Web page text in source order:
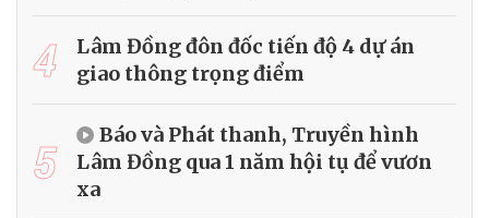
4
Lâm Đồng đôn đốc tiến độ 4 dự án
giao thông trọng điểm
5
Báo và Phát thanh, Truyền hình
Lâm Đồng qua 1 năm hội tụ để vươn
xa